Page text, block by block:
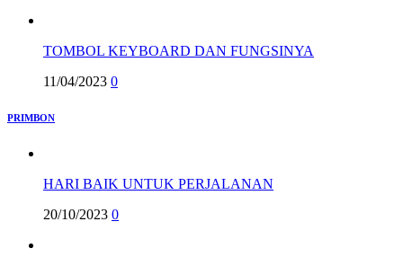
TOMBOL KEYBOARD DAN FUNGSINYA
11/04/2023 0
PRIMBON
HARI BAIK UNTUK PERJALANAN
20/10/2023 0